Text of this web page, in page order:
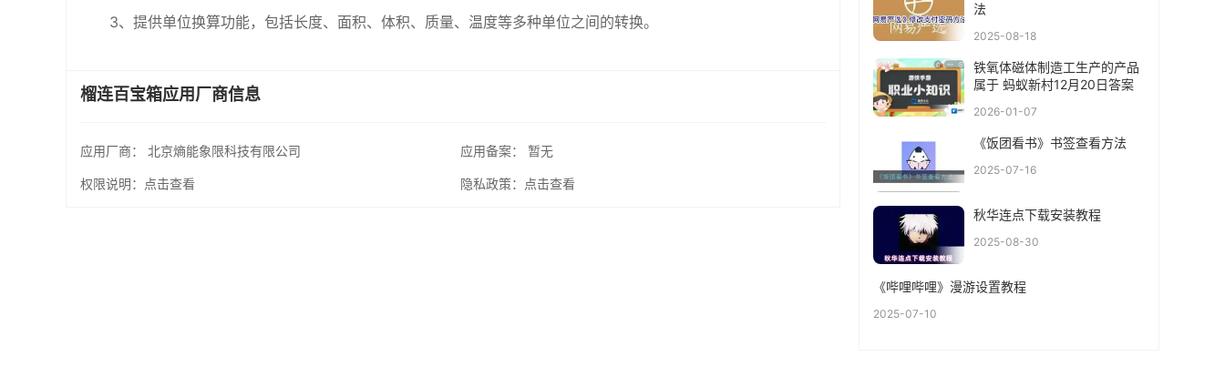
3、提供单位换算功能，包括长度、面积、体积、质量、温度等多种单位之间的转换。
榴连百宝箱应用厂商信息
应用厂商： 北京熵能象限科技有限公司 应用备案： 暂无
权限说明： 点击查看 隐私政策： 点击查看
法
2025-08-18
铁氧体磁体制造工生产的产品
属于 蚂蚁新村12月20日答案
2026-01-07
《饭团看书》书签查看方法
2025-07-16
秋华连点下载安装教程
2025-08-30
《哔哩哔哩》漫游设置教程
2025-07-10